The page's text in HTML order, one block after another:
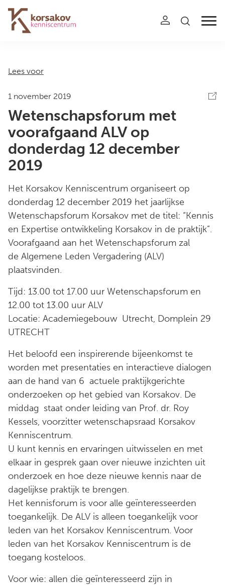
Navigation
Lees voor
1 november 2019
Wetenschapsforum met
voorafgaand ALV op
donderdag 12 december
2019
Het Korsakov Kenniscentrum organiseert op
donderdag 12 december 2019 het jaarlijkse
Wetenschapsforum Korsakov met de titel: “Kennis
en Expertise ontwikkeling Korsakov in de praktijk”.
Voorafgaand aan het Wetenschapsforum zal
de Algemene Leden Vergadering (ALV)
plaatsvinden.
Tijd: 13.00 tot 17.00 uur Wetenschapsforum en
12.00 tot 13.00 uur ALV
Locatie: Academiegebouw Utrecht, Domplein 29
UTRECHT
Het beloofd een inspirerende bijeenkomst te
worden met presentaties en interactieve dialogen
aan de hand van 6 actuele praktijkgerichte
onderzoeken op het gebied van Korsakov. De
middag staat onder leiding van Prof. dr. Roy
Kessels, voorzitter wetenschapsraad Korsakov
Kenniscentrum.
U kunt kennis en ervaringen uitwisselen en met
elkaar in gesprek gaan over nieuwe inzichten uit
onderzoek en hoe deze nieuwe kennis naar de
dagelijkse praktijk te brengen.
Het kennisforum is voor alle geïnteresseerden
toegankelijk. De ALV is alleen toegankelijk voor
leden van het Korsakov Kenniscentrum. Voor
leden van het Korsakov Kenniscentrum is de
toegang kosteloos.
Voor wie: allen die geïnteresseerd zijn in